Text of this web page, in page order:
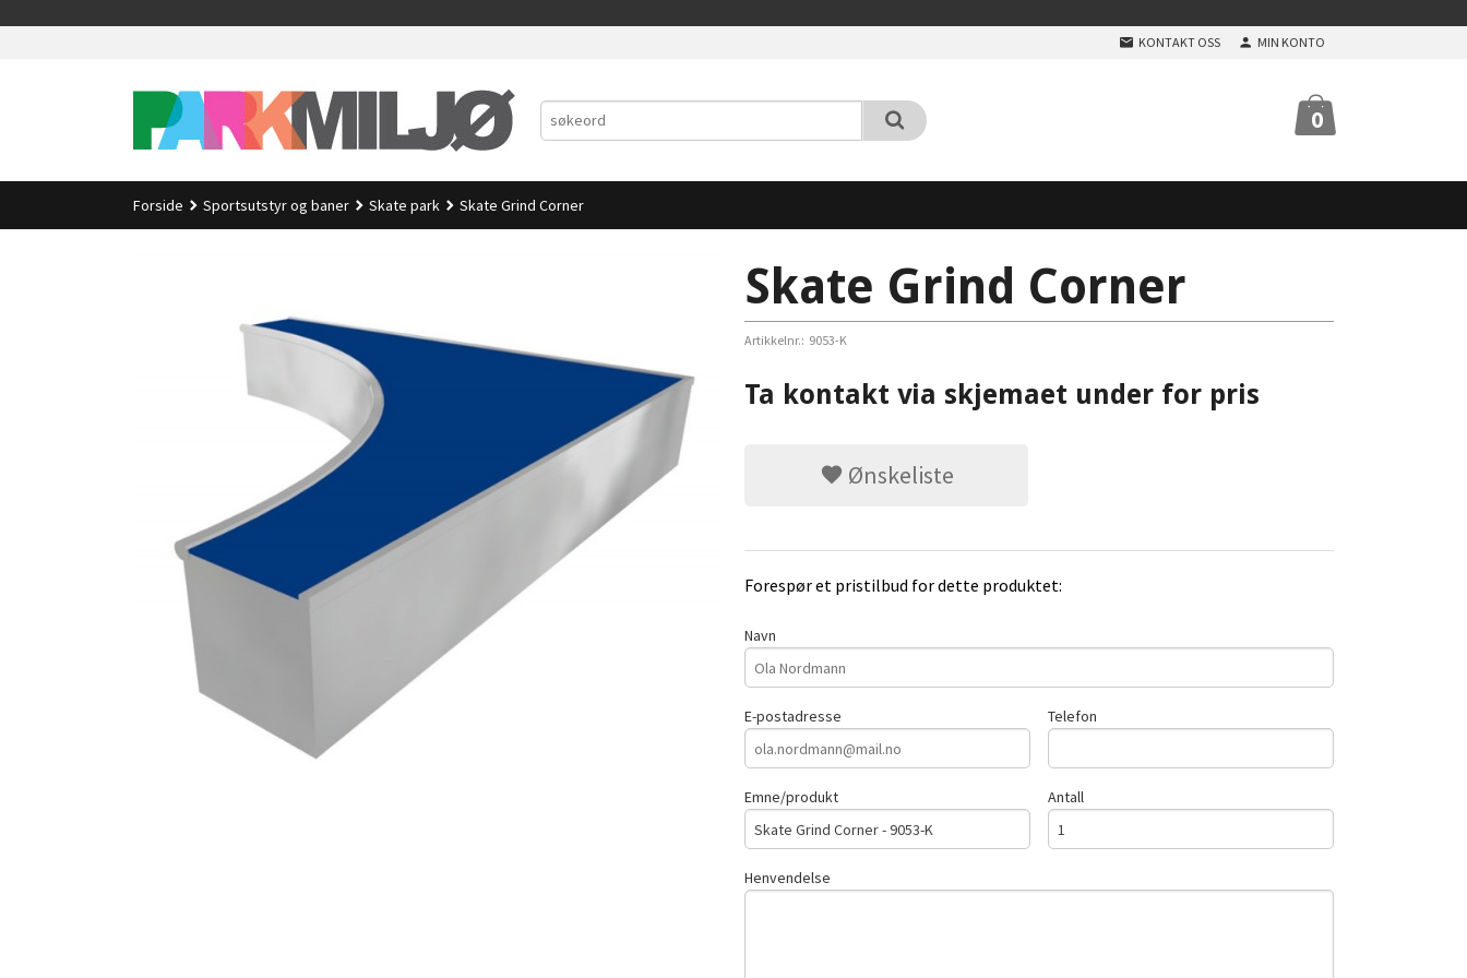
KONTAKT OSS MIN KONTO
0
Forside Sportsutstyr og baner Skate park Skate Grind Corner
Skate Grind Corner
Artikkelnr.: 9053-K
Ta kontakt via skjemaet under for pris
Ønskeliste
Forespør et pristilbud for dette produktet:
Navn
E-postadresse Telefon
Emne/produkt Antall
Henvendelse